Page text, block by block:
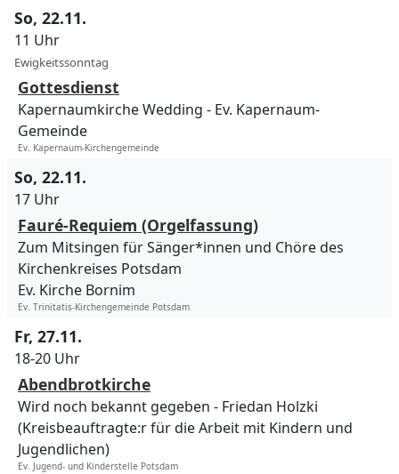
So, 22.11.
11 Uhr
Ewigkeitssonntag
Gottesdienst
Kapernaumkirche Wedding
Ev. Kapernaum-
Gemeinde
Ev. Kapernaum-Kirchengemeinde
So, 22.11.
17 Uhr
Fauré-Requiem (Orgelfassung)
Zum Mitsingen für Sänger*innen und Chöre des
Kirchenkreises Potsdam
Ev. Kirche Bornim
Ev. Trinitatis-Kirchengemeinde Potsdam
Fr, 27.11.
18-20 Uhr
Abendbrotkirche
Wird noch bekannt gegeben
Friedan Holzki
(Kreisbeauftragte:r für die Arbeit mit Kindern und
Jugendlichen)
Ev. Jugend- und Kinderstelle Potsdam